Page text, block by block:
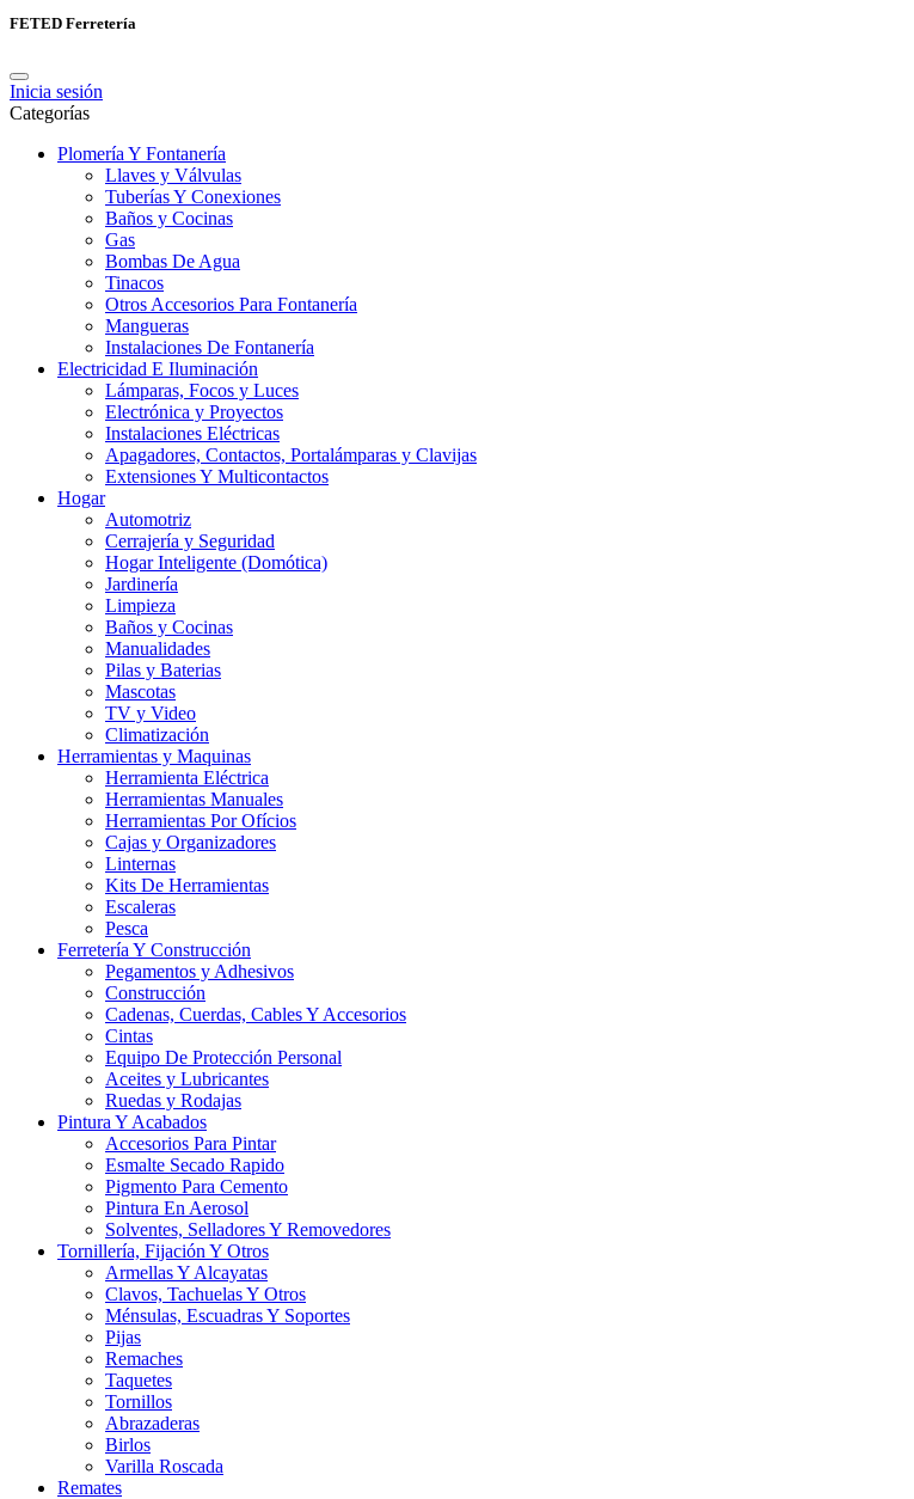
FETED Ferretería
Inicia sesión
Categorías
Plomería Y Fontanería
Llaves y Válvulas
Tuberías Y Conexiones
Baños y Cocinas
Gas
Bombas De Agua
Tinacos
Otros Accesorios Para Fontanería
Mangueras
Instalaciones De Fontanería
Electricidad E Iluminación
Lámparas, Focos y Luces
Electrónica y Proyectos
Instalaciones Eléctricas
Apagadores, Contactos, Portalámparas y Clavijas
Extensiones Y Multicontactos
Hogar
Automotriz
Cerrajería y Seguridad
Hogar Inteligente (Domótica)
Jardinería
Limpieza
Baños y Cocinas
Manualidades
Pilas y Baterias
Mascotas
TV y Video
Climatización
Herramientas y Maquinas
Herramienta Eléctrica
Herramientas Manuales
Herramientas Por Ofícios
Cajas y Organizadores
Linternas
Kits De Herramientas
Escaleras
Pesca
Ferretería Y Construcción
Pegamentos y Adhesivos
Construcción
Cadenas, Cuerdas, Cables Y Accesorios
Cintas
Equipo De Protección Personal
Aceites y Lubricantes
Ruedas y Rodajas
Pintura Y Acabados
Accesorios Para Pintar
Esmalte Secado Rapido
Pigmento Para Cemento
Pintura En Aerosol
Solventes, Selladores Y Removedores
Tornillería, Fijación Y Otros
Armellas Y Alcayatas
Clavos, Tachuelas Y Otros
Ménsulas, Escuadras Y Soportes
Pijas
Remaches
Taquetes
Tornillos
Abrazaderas
Birlos
Varilla Roscada
Remates